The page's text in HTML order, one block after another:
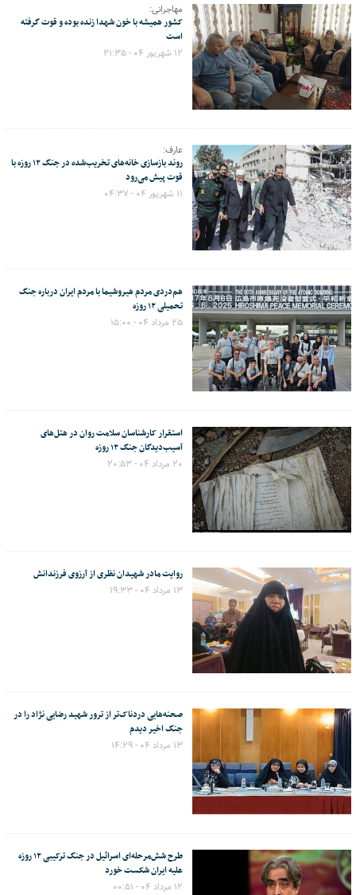
مهاجرانی:
کشور همیشه با خون شهدا زنده بوده و قوت گرفته
است
۱۲ شهریور ۰۴ - ۲۱:۳۵
عارف:
روند بازسازی خانه‌های تخریب‌شده در جنگ ۱۲ روزه با
قوت پیش می‌رود
۱۱ شهریور ۰۴ - ۰۴:۳۷
هم‌دردی مردم هیروشیما با مردم ایران درباره جنگ
تحمیلی ۱۲ روزه
۲۵ مرداد ۰۴ - ۱۵:۰۰
استقرار کارشناسان سلامت روان در هتل‌های
آسیب‌دیدگان جنگ ۱۲ روزه
۲۰ مرداد ۰۴ - ۲۰:۵۳
روایت مادر شهیدان نظری از آرزوی فرزندانش
۱۳ مرداد ۰۴ - ۱۹:۳۳
صحنه‌هایی دردناک‌تر از ترور شهید رضایی نژاد را در
جنگ اخیر دیدم
۱۳ مرداد ۰۴ - ۱۴:۲۹
طرح شش‌مرحله‌ای اسرائیل در جنگ ترکیبی ۱۲ روزه
علیه ایران شکست خورد
۱۲ مرداد ۰۴ - ۰۰:۵۱